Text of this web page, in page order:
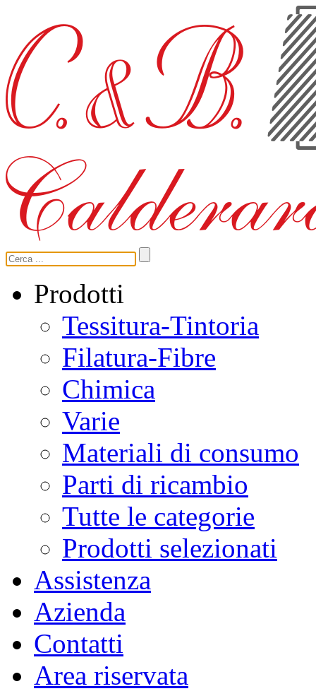
Prodotti
Tessitura-Tintoria
Filatura-Fibre
Chimica
Varie
Materiali di consumo
Parti di ricambio
Tutte le categorie
Prodotti selezionati
Assistenza
Azienda
Contatti
Area riservata